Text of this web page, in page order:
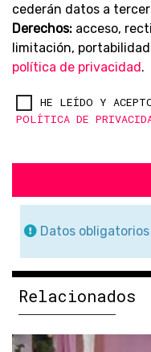
cederán datos a
Derechos: acceso,
limitación,
política de privacidad.
HE LEÍDO Y
POLÍTICA DE
Datos obligatorios
Relacionados